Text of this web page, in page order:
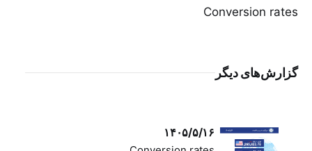
Conversion rates
گزارش‌های دیگر
۱۴۰۵/۵/۱۶